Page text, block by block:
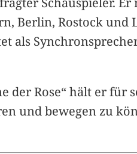
Berlin, Rostock
als
der Rose“ hält er
und bewegen zu